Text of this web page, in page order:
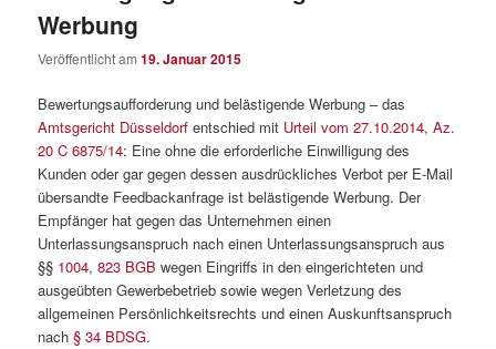
Werbung
Veröffentlicht am19. Januar 2015
Bewertungsaufforderung und belästigende Werbung – das
Amtsgericht Düsseldorf entschied mit Urteil vom 27.10.2014, Az.
20 C 6875/14: Eine ohne die erforderliche Einwilligung des
Kunden oder gar gegen dessen ausdrückliches Verbot per E-Mail
übersandte Feedbackanfrage ist belästigende Werbung. Der
Empfänger hat gegen das Unternehmen einen
Unterlassungsanspruch nach einen Unterlassungsanspruch aus
§§ 1004,823 BGB wegen Eingriffs in den eingerichteten und
ausgeübten Gewerbebetrieb sowie wegen Verletzung des
allgemeinen Persönlichkeitsrechts und einen Auskunftsanspruch
nach§ 34 BDSG.